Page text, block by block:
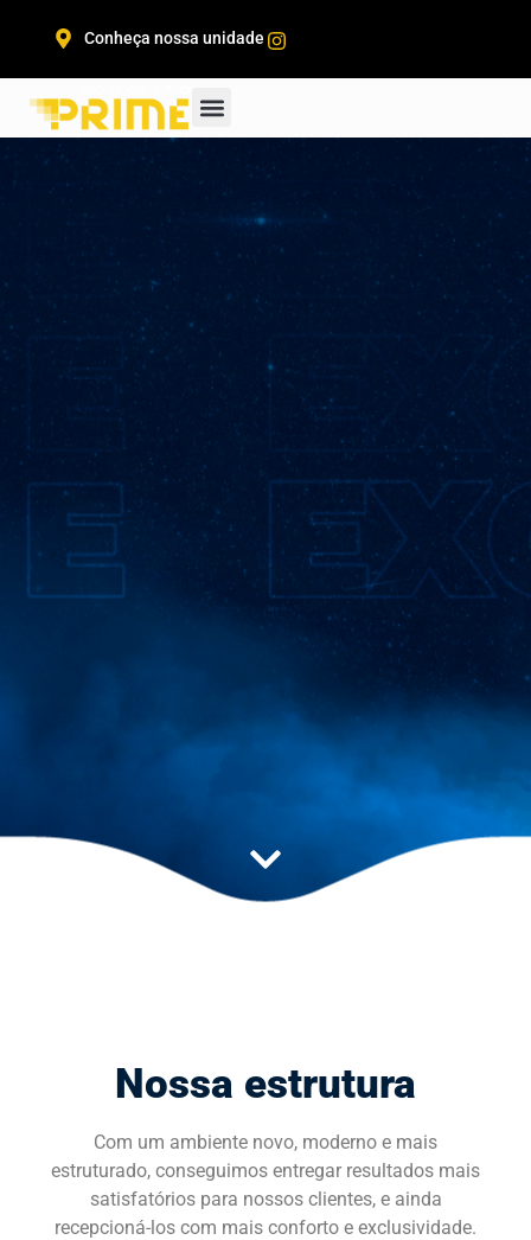
Conheça nossa unidade
SOLICITE UMA DEMONSTRAÇÃO
Nossa estrutura
Com um ambiente novo, moderno e mais
estruturado, conseguimos entregar resultados mais
satisfatórios para nossos clientes, e ainda
recepcioná-los com mais conforto e exclusividade.